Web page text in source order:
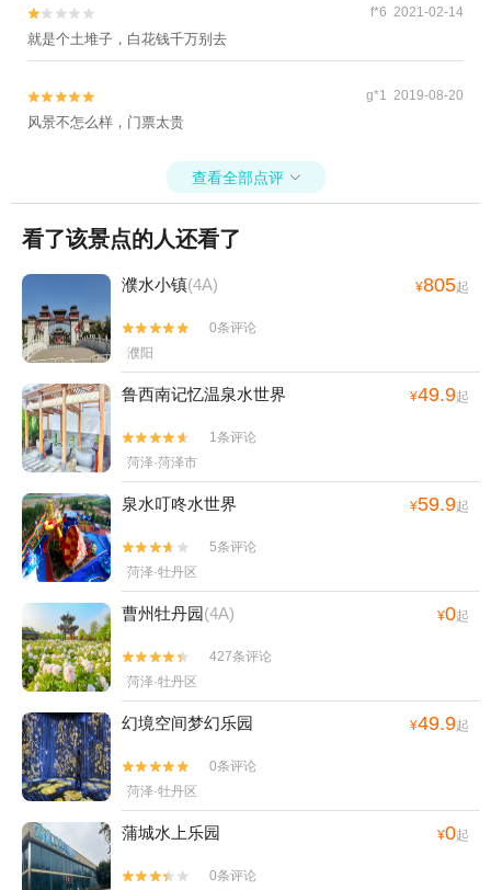

 f*6 2021-02-14
就是个土堆子，白花钱千万别去

 g*1 2019-08-20
风景不怎么样，门票太贵
查看全部点评 
看了该景点的人还看了
濮水小镇(4A) ¥805起


0条评论
濮阳
鲁西南记忆温泉水世界 ¥49.9起


1条评论
菏泽·菏泽市
泉水叮咚水世界 ¥59.9起


5条评论
菏泽·牡丹区
曹州牡丹园(4A) ¥0起


427条评论
菏泽·牡丹区
幻境空间梦幻乐园 ¥49.9起


0条评论
菏泽·牡丹区
蒲城水上乐园 ¥0起

 0条评论